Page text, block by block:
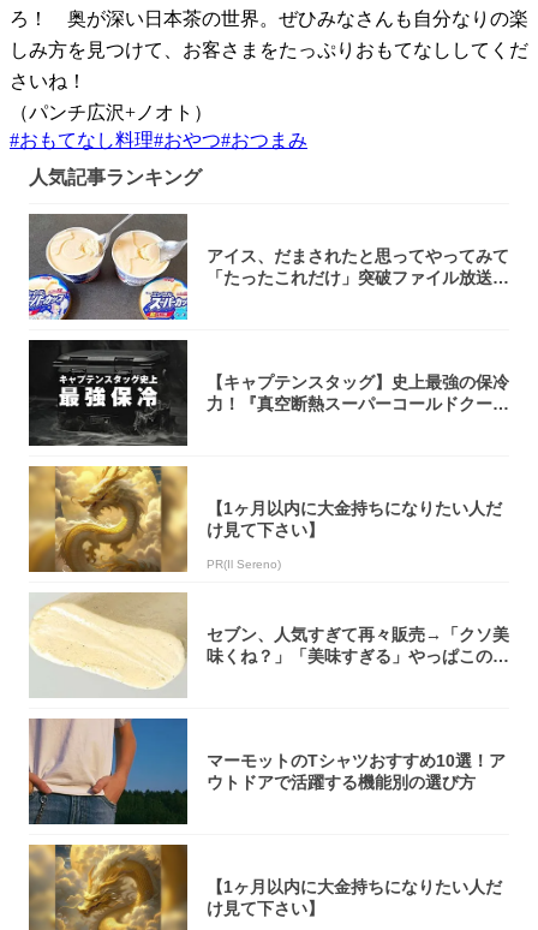
ろ！ 奥が深い日本茶の世界。ぜひみなさんも自分なりの楽
しみ方を見つけて、お客さまをたっぷりおもてなししてくだ
さいね！
（パンチ広沢+ノオト）
#おもてなし料理#おやつ#おつまみ
人気記事ランキング
アイス、だまされたと思ってやってみて
「たったこれだけ」突破ファイル放送で
【キャプテンスタッグ】史上最強の保冷
力！『真空断熱スーパーコールドクーラ
【1ヶ月以内に大金持ちになりたい人だ
け見て下さい】
PR(Il Sereno)
セブン、人気すぎて再々販売→「クソ美
味くね？」「美味すぎる」やっぱこのク
マーモットのTシャツおすすめ10選！ア
ウトドアで活躍する機能別の選び方
【1ヶ月以内に大金持ちになりたい人だ
け見て下さい】